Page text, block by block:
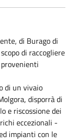
di Burago di
di raccogliere
di un vivaio
disporrà di
e riscossione dei
eccezionali -
impianti con le